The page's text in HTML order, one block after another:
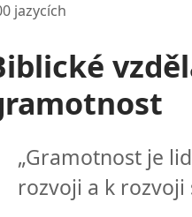
jazycích
„Gramotnost je
rozvoji a k rozvoji